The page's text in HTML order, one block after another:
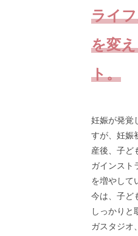
ライ
を変
ト。
妊娠が発覚
すが、妊娠
産後、子ど
ガインスト
を増やして
今は、子ど
しっかりと
ガスタジオ